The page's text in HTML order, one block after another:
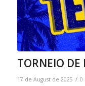
TORNEIO DE
17 de August de 2025 / 0